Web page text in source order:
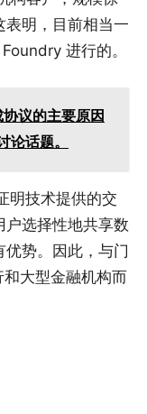
表明，目前相当一
进行的。
议的主要原因
话题。
明技术提供的交
选择性地共享数
势。因此，与门
大型金融机构而